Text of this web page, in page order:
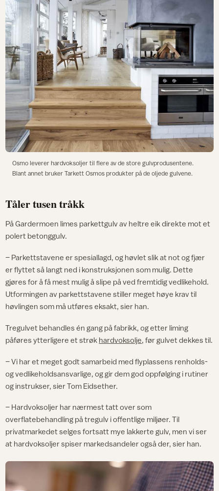
Osmo leverer hardvoksoljer til flere av de store gulvprodusentene.
Blant annet bruker Tarkett Osmos produkter på de oljede gulvene.
Tåler tusen tråkk
På Gardermoen limes parkettgulv av heltre eik direkte mot et
polert betonggulv.
– Parkettstavene er spesiallagd, og høvlet slik at not og fjær
er flyttet så langt ned i konstruksjonen som mulig. Dette
gjøres for å få mest mulig å slipe på ved fremtidig vedlikehold.
Utformingen av parkettstavene stiller meget høye krav til
høvlingen som må utføres eksakt, sier han.
Tregulvet behandles én gang på fabrikk, og etter liming
påføres ytterligere et strøk hardvoksolje, før gulvet dekkes til.
– Vi har et meget godt samarbeid med flyplassens renholds-
og vedlikeholdsansvarlige, og gir dem god oppfølging i rutiner
og instrukser, sier Tom Eidsether.
– Hardvoksoljer har nærmest tatt over som
overflatebehandling på tregulv i offentlige miljøer. Til
privatmarkedet selges fortsatt mye lakkerte gulv, men vi ser
at hardvoksoljer spiser markedsandeler også der, sier han.